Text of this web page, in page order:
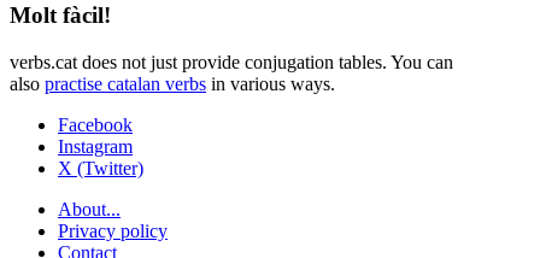
Molt fàcil!
verbs.cat does not just provide conjugation tables. You can
also practise catalan verbs in various ways.
Facebook
Instagram
X (Twitter)
About...
Privacy policy
Contact